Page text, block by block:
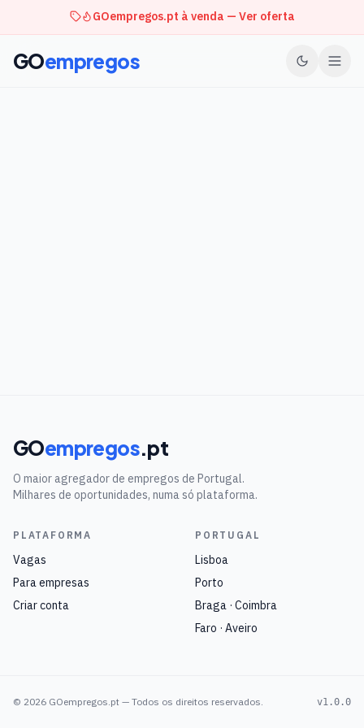
GOempregos.pt à venda — Ver oferta
GOempregos
GOempregos.pt
O maior agregador de empregos de Portugal.
Milhares de oportunidades, numa só plataforma.
PLATAFORMA
Vagas
Para empresas
Criar conta
PORTUGAL
Lisboa
Porto
Braga · Coimbra
Faro · Aveiro
© 2026 GOempregos.pt — Todos os direitos reservados. v1.0.0